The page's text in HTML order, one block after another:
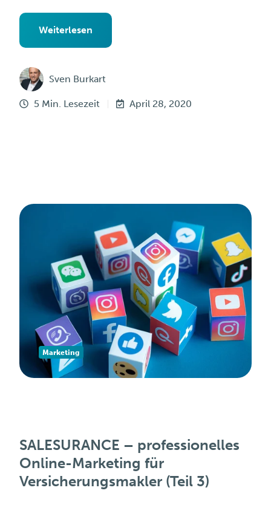
Weiterlesen
Sven Burkart
5 Min. Lesezeit April 28, 2020
Marketing
SALESURANCE – professionelles
Online-Marketing für
Versicherungsmakler (Teil 3)